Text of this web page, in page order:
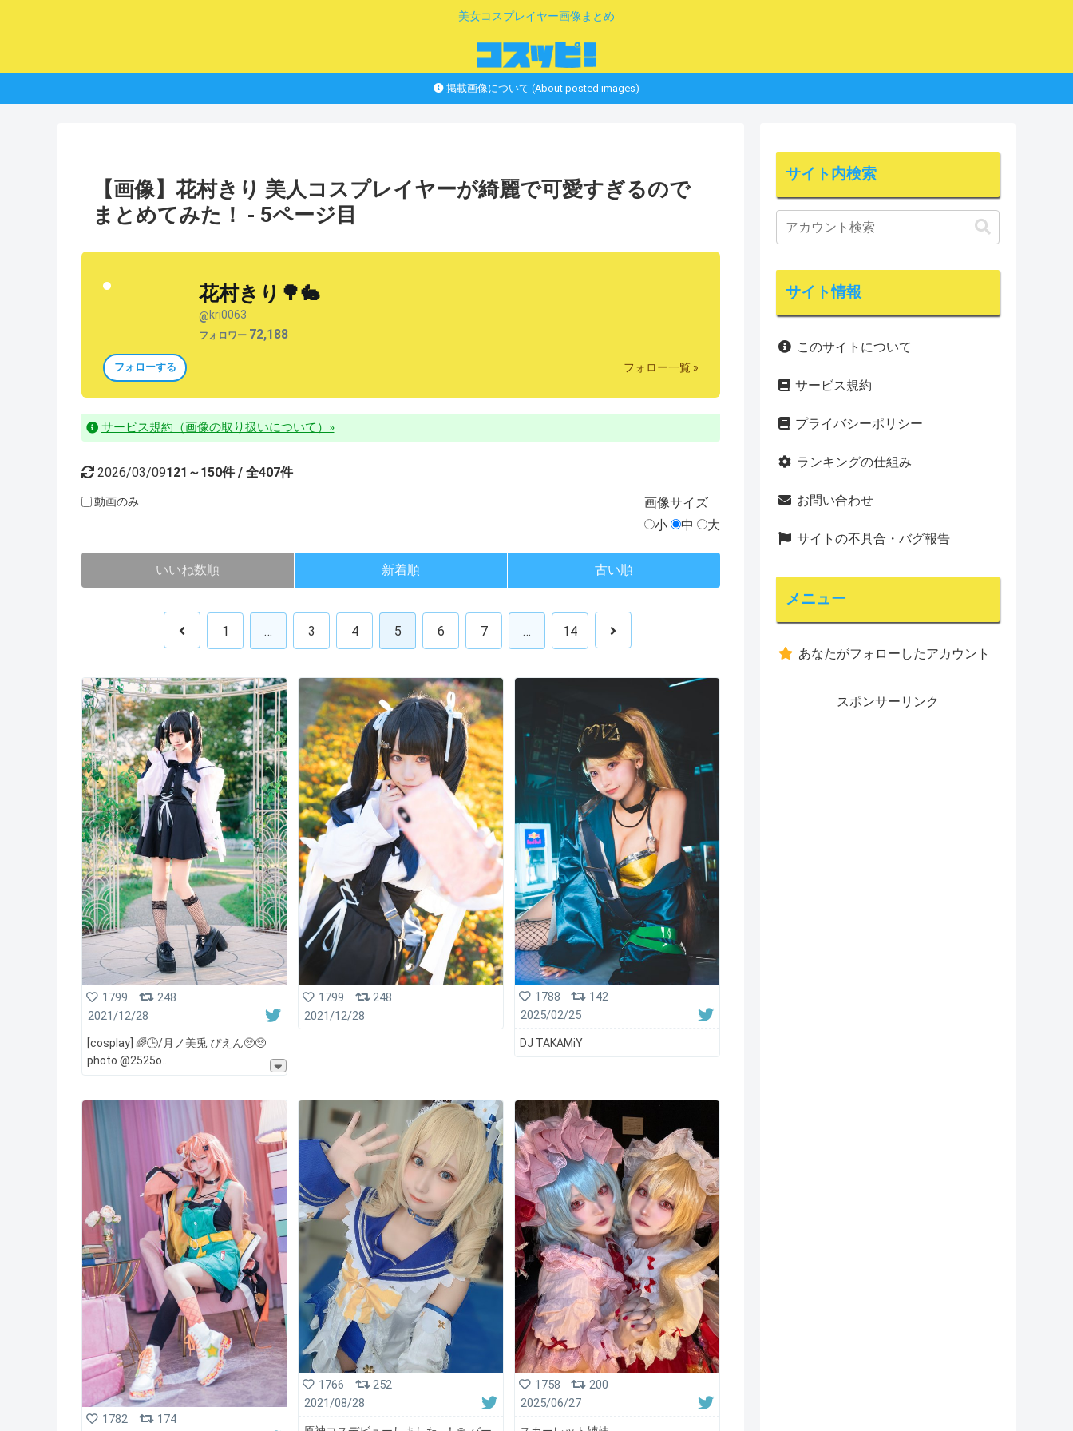
美女コスプレイヤー画像まとめ
掲載画像について (About posted images)
【画像】花村きり 美人コスプレイヤーが綺麗で可愛すぎるので
まとめてみた！ - 5ページ目
花村きり🌳🐇
@kri0063
フォロワー 72,188
フォローする フォロー一覧 »
サービス規約（画像の取り扱いについて）»
2026/03/09121～150件 / 全407件
動画のみ 画像サイズ
小
中 大
いいね数順 新着順 古い順
1 … 3 4 5 6 7 … 14
1799
248
2021/12/28
[cosplay] 🌈🕒/月ノ美兎 ぴえん🥺🥺
photo @2525o
1799
248
2021/12/28
1788
142
2025/02/25
DJ TAKAMiY
1782 174
1766
252
2021/08/28
1758
200
2025/06/27
サイト内検索
サイト情報
このサイトについて
サービス規約
プライバシーポリシー
ランキングの仕組み
お問い合わせ
サイトの不具合・バグ報告
メニュー
あなたがフォローしたアカウント
スポンサーリンク